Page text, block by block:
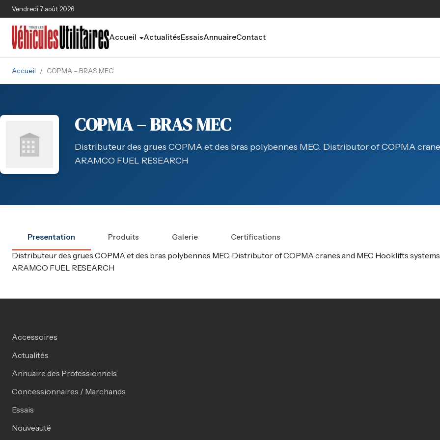
Aller au contenu principal
Vendredi 7 août 2026
Accueil ActualitésEssaisAnnuaireContact
Accueil / COPMA – BRAS MEC
COPMA – BRAS MEC
Distributeur des grues COPMA et des bras polybennes MEC. Distributor of COPMA
ARAMCO FUEL RESEARCH
Presentation Produits Galerie Certifications
Distributeur des grues COPMA et des bras polybennes MEC. Distributor of COPMA cranes and MEC Hooklifts systems.
ARAMCO FUEL RESEARCH
Accessoires
Actualités
Annuaire des Professionnels
Concessionnaires / Marchands
Essais
Nouveauté